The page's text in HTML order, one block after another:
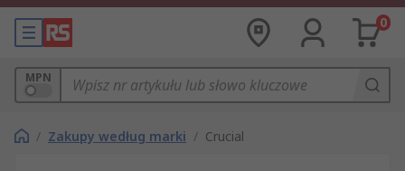
0
MPN
/ Zakupy według marki / Crucial